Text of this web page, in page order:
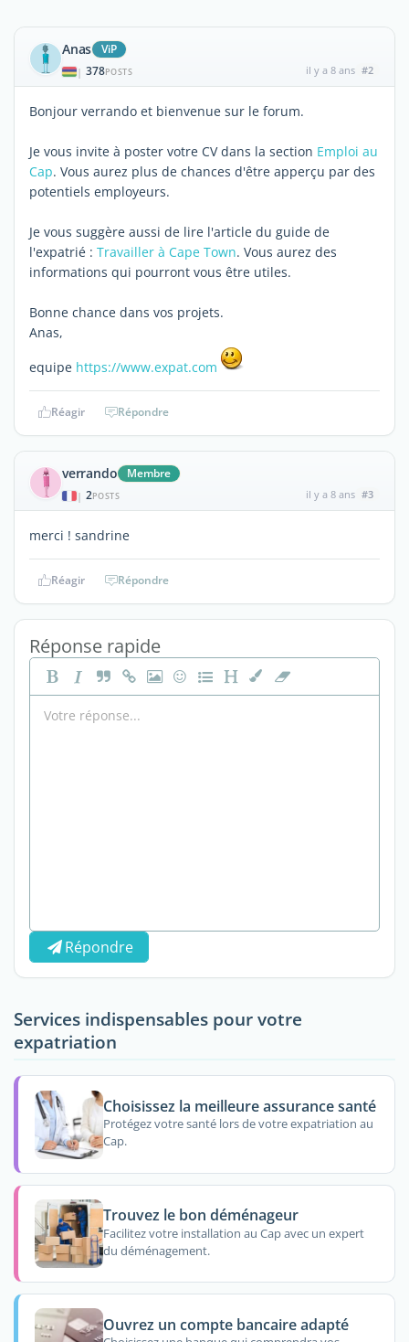
Anas ViP
| 378POSTS il y a 8 ans #2
Bonjour verrando et bienvenue sur le forum.
Je vous invite à poster votre CV dans la section Emploi au
Cap. Vous aurez plus de chances d'être apperçu par des
potentiels employeurs.
Je vous suggère aussi de lire l'article du guide de
l'expatrié : Travailler à Cape Town. Vous aurez des
informations qui pourront vous être utiles.
Bonne chance dans vos projets.
Anas,
equipe https://www.expat.com
Réagir Répondre
verrando Membre
| 2POSTS il y a 8 ans #3
merci ! sandrine
Réagir Répondre
Réponse rapide
Répondre
Services indispensables pour votre
expatriation
Choisissez la meilleure assurance santé
Protégez votre santé lors de votre expatriation au
Cap.
Trouvez le bon déménageur
Facilitez votre installation au Cap avec un expert
du déménagement.
Ouvrez un compte bancaire adapté